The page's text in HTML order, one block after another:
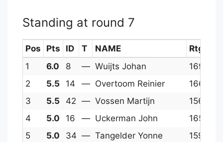
Standing at round 7
Pos Pts ID T NAME Rtg
1
6.0 8 — Wuijts Johan 1693
2
5.5 14 — Overtoom Reinier 1668
3
5.5 42 — Vossen Martijn 1564
4
5.0 16 — Uckerman John 1657
5
5.0 34 — Tangelder Yonne 1595